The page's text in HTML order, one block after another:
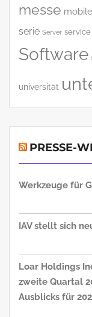
messe mobile
serie Server service
Software
universität
PRESSE-
Werkzeuge für
IAV stellt sich
Loar Holdings
zweite Quartal
Ausblicks für